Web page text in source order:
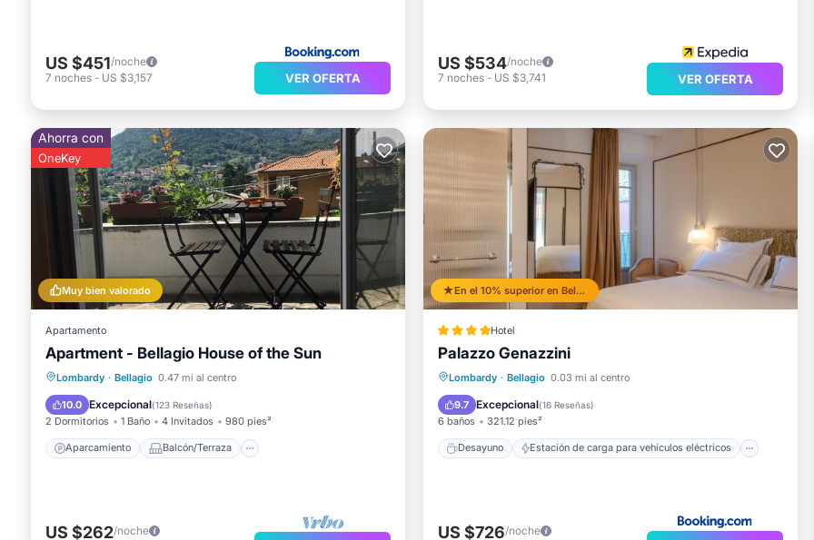
US $451/noche
7 noches - US $3,157 VER OFERTA
US $534/noche
7 noches - US $3,741 VER OFERTA
Muy bien valorado
Ahorra con
OneKey
Apartamento
Apartment - Bellagio House of the Sun
Lombardy · Bellagio 0.47 mi al centro
10.0 Excepcional(123 Reseñas)
2 Dormitorios 1 Baño 4 Invitados 980 pies²
Aparcamiento Balcón/Terraza
Aparcamiento
Balcón/Terraza
Cocina
Internet
US $262/noche
En el 10% superior en Bellagio
Hotel
Palazzo Genazzini
Lombardy · Bellagio 0.03 mi al centro
9.7 Excepcional(16 Reseñas)
6 baños 321.12 pies²
Desayuno Estación de carga para vehículos eléctricos
Desayuno
Estación de carga para vehículos eléctricos
Aparcamiento
US $726/noche